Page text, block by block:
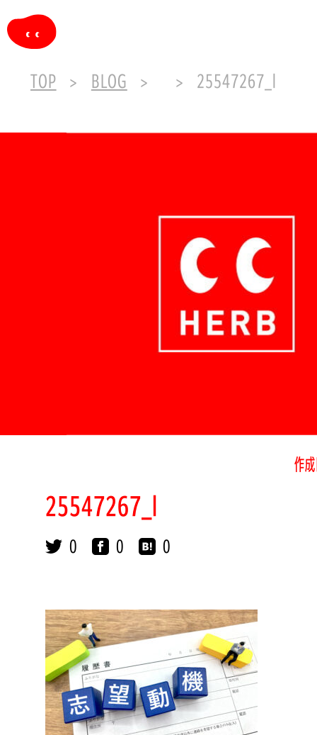
TOP BLOG 25547267_l
作
25547267_l
0 0 0